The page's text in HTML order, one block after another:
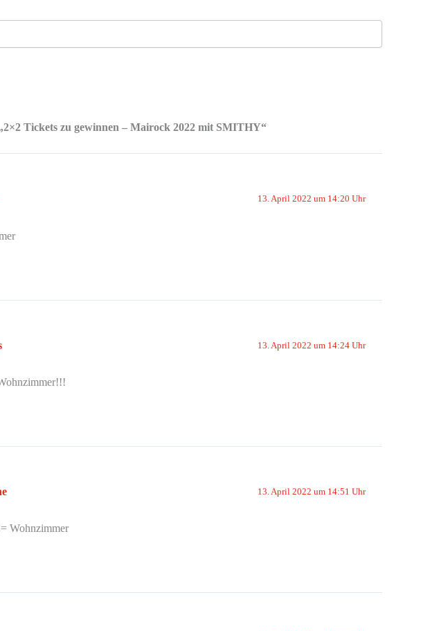
Tickets zu gewinnen – Mairock 2022 mit SMITHY“
13. April 2022 um 14:20 Uhr
13. April 2022 um 14:24 Uhr
13. April 2022 um 14:51 Uhr
Wohnzimmer